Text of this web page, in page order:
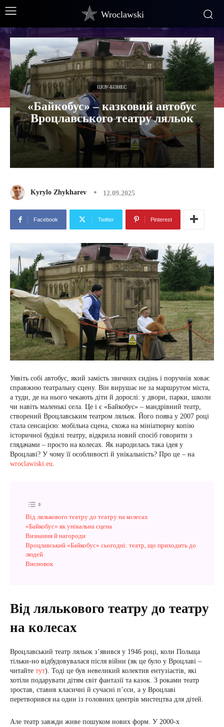
Wroclawski
ШОУ-БІЗНЕС
«Байкобус» – казковий автобус
Вроцлавського театру ляльок
Kyrylo Zhykharev 12.09.2025
Facebook Twitter Pinterest
Уявіть собі автобус, який замість звичних сидінь і поручнів ховає
справжню театральну сцену. Він вирушає не за маршрутом міста,
а туди, де на нього чекають діти й дорослі: у двори, парки, школи
чи навіть маленькі села. Це і є «Байкобус» – мандрівний театр,
створений Вроцлавським театром ляльок. Його поява у 2007 році
стала сенсацією: мобільна сцена, схожа на мініатюрну копію
історичної будівлі театру, відкрила новий спосіб говорити з
глядачами – просто на колесах. Як народилась така ідея у
Вроцлаві? У чому її особливості й унікальність? Про це – на
wroclawiski.eu.
Від лялькового театру до театру на колесах
«Байкобус» як унікальна сцена
Визнання й нагороди
Вроцлавський «Байкобус» сьогодні: театр, що приходить до
людей
Висновок
Від лялькового театру до театру
на колесах
Вроцлавський театр ляльок з’явився у 1946 році, коли Польща
тільки-но відбудовувалася після війни (як це було у Вроцлаві –
читайте тут). Тоді це був невеликий колектив ентузіастів, які
хотіли подарувати дітям світ фантазії та казок. З роками театр
зростав, ставив класичні й сучасні п’єси, а у Вроцлаві
перетворився на один із головних центрів мистецтва для дітей.
Але театр завжди живе пошуком нових форм. У 2000-х